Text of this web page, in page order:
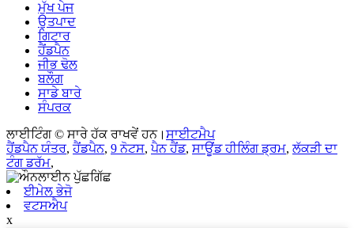
ਮੁੱਖ ਪੇਜ
ਉਤਪਾਦ
ਗਿਟਾਰ
ਹੈਂਡਪੈਨ
ਜੀਭ ਢੋਲ
ਬਲੌਗ
ਸਾਡੇ ਬਾਰੇ
ਸੰਪਰਕ
ਲਾਈਟਿੰਗ © ਸਾਰੇ ਹੱਕ ਰਾਖਵੇਂ ਹਨ। ਸਾਈਟਮੈਪ
ਹੈਂਡਪੈਨ ਯੰਤਰ,ਹੈਂਡਪੈਨ, 9 ਨੋਟਸ,ਪੈਨ ਹੈਂਡ, ਸਾਊਂਡ ਹੀਲਿੰਗ ਡ੍ਰਮ,ਲੱਕੜੀ ਦਾ
ਟੰਗ ਡਰੱਮ,
ਈਮੇਲ ਭੇਜੋ
ਵਟਸਐਪ
x